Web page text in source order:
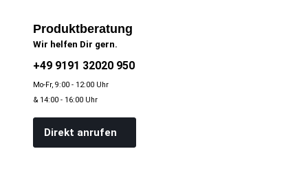
Produktberatung
Wir helfen Dir gern.
+49 9191 32020 950
Mo-Fr, 9:00 - 12:00 Uhr
& 14:00 - 16:00 Uhr
Direkt anrufen